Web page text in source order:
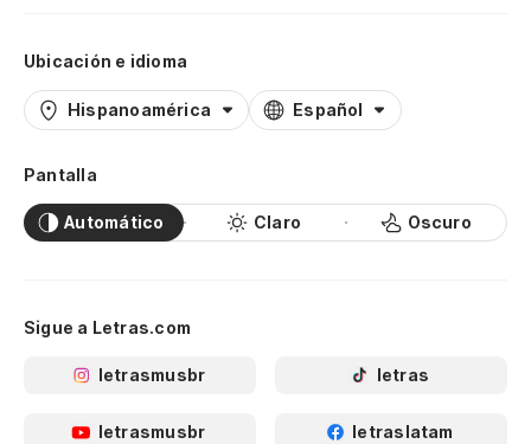
Ubicación e idioma
Hispanoamérica Español
Pantalla
Automático Claro Oscuro
Sigue a Letras.com
letrasmusbr letras
letrasmusbr letraslatam